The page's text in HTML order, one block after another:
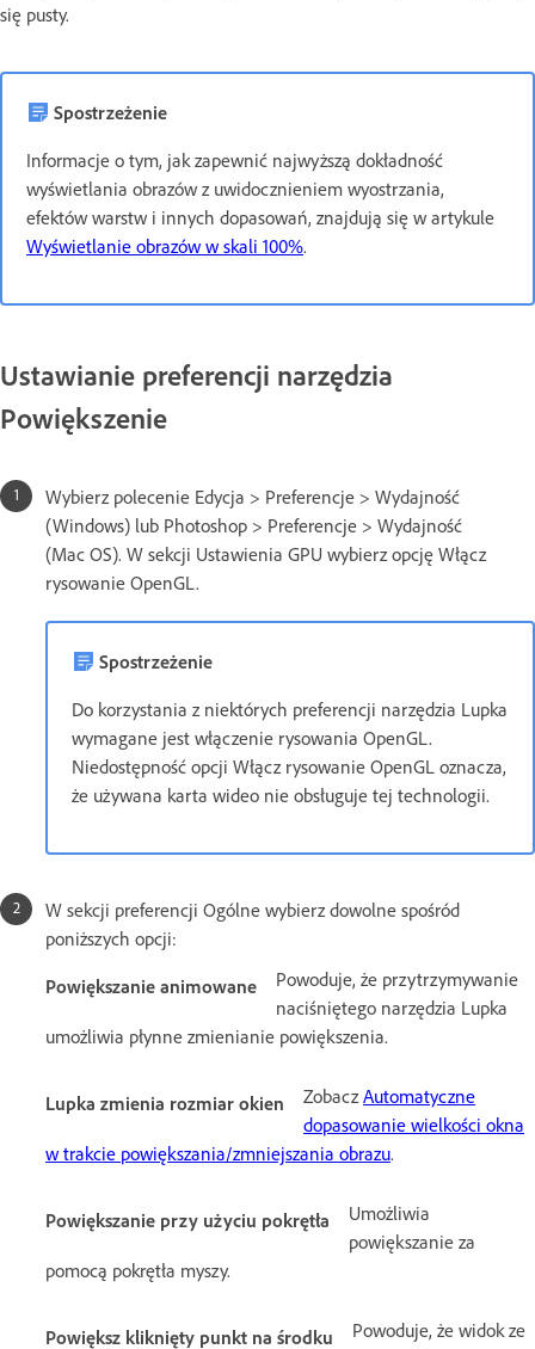
się pusty.
Spostrzeżenie
Informacje o tym, jak zapewnić najwyższą dokładność
wyświetlania obrazów z uwidocznieniem wyostrzania,
efektów warstw i innych dopasowań, znajdują się w artykule
Wyświetlanie obrazów w skali 100%.
Ustawianie preferencji narzędzia
Powiększenie
Wybierz polecenie Edycja > Preferencje > Wydajność
(Windows) lub Photoshop > Preferencje > Wydajność
(Mac OS). W sekcji Ustawienia GPU wybierz opcję Włącz
rysowanie OpenGL.
Spostrzeżenie
Do korzystania z niektórych preferencji narzędzia Lupka
wymagane jest włączenie rysowania OpenGL.
Niedostępność opcji Włącz rysowanie OpenGL oznacza,
że używana karta wideo nie obsługuje tej technologii.
W sekcji preferencji Ogólne wybierz dowolne spośród
poniższych opcji:
Powiększanie animowane
Powoduje, że przytrzymywanie
naciśniętego narzędzia Lupka
umożliwia płynne zmienianie powiększenia.
Lupka zmienia rozmiar okien Zobacz Automatyczne
dopasowanie wielkości okna
w trakcie powiększania/zmniejszania obrazu.
Powiększanie przy użyciu pokrętła
Umożliwia
powiększanie za
pomocą pokrętła myszy.
Powiększ kliknięty punkt na środku
Powoduje, że widok ze